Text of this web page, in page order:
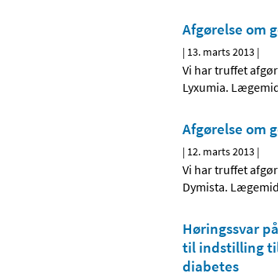
Afgørelse om
| 13. marts 2013 |
Vi har truffet
Lyxumia.
Afgørelse om
| 12. marts 2013 |
Vi har truffet
Dymista.
Høringssvar
til indstilling
diabetes